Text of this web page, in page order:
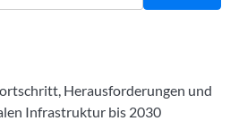
Herausforderungen und
Infrastruktur bis 2030